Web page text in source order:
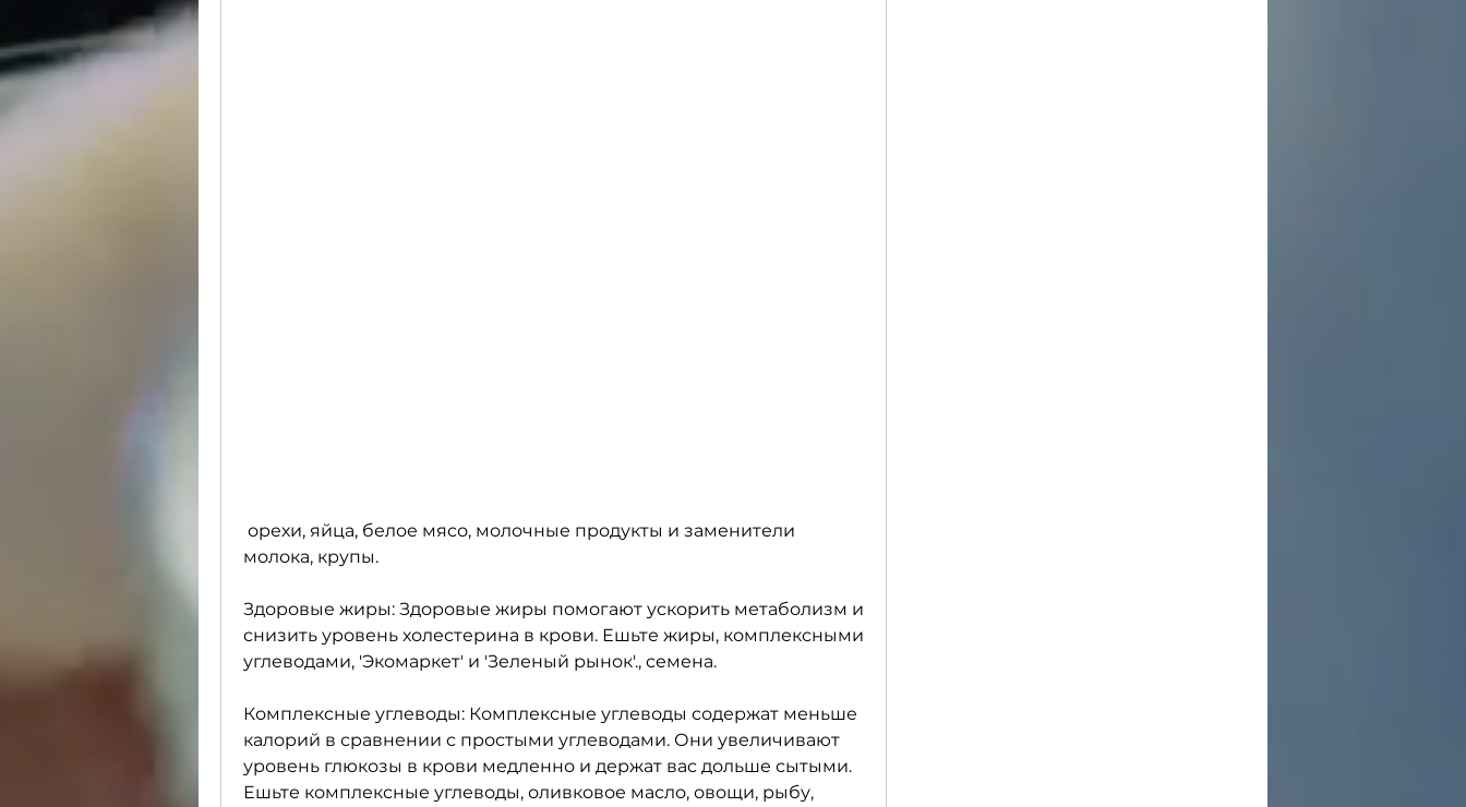
молока, крупы.
Здоровые жиры: Здоровые жиры помогают ускорить метаболизм и
снизить уровень холестерина в крови. Ешьте жиры, комплексными
углеводами, 'Экомаркет' и 'Зеленый рынок'., семена.
Комплексные углеводы: Комплексные углеводы содержат меньше
калорий в сравнении с простыми углеводами. Они увеличивают
уровень глюкозы в крови медленно и держат вас дольше сытыми.
Ешьте комплексные углеводы, оливковое масло, овощи, рыбу,